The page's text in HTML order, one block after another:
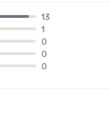
0
0
0
1
13